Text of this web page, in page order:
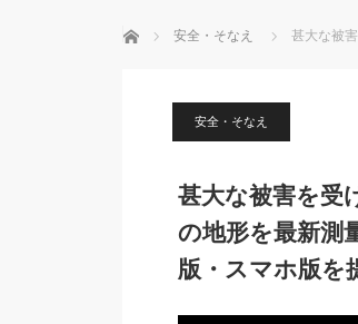
ホーム 安全・そなえ 甚大な被
安全・そなえ
甚大な被害を受
の地形を最新測
版・スマホ版を